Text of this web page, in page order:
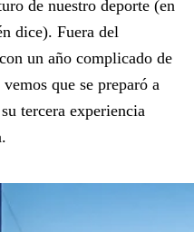
de nuestro deporte (en
dice). Fuera del
un año complicado de
que se preparó a
tercera experiencia